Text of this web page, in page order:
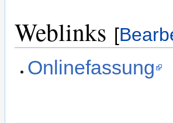
Weblinks [
Onlinefassung